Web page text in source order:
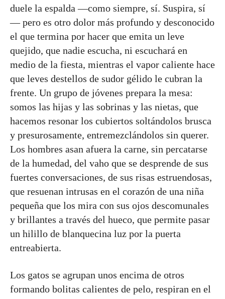
duele la espalda —como siempre, sí. Suspira, sí
— pero es otro dolor más profundo y desconocido
el que termina por hacer que emita un leve
quejido, que nadie escucha, ni escuchará en
medio de la fiesta, mientras el vapor caliente hace
que leves destellos de sudor gélido le cubran la
frente. Un grupo de jóvenes prepara la mesa:
somos las hijas y las sobrinas y las nietas, que
hacemos resonar los cubiertos soltándolos brusca
y presurosamente, entremezclándolos sin querer.
Los hombres asan afuera la carne, sin percatarse
de la humedad, del vaho que se desprende de sus
fuertes conversaciones, de sus risas estruendosas,
que resuenan intrusas en el corazón de una niña
pequeña que los mira con sus ojos descomunales
y brillantes a través del hueco, que permite pasar
un hilillo de blanquecina luz por la puerta
entreabierta.
Los gatos se agrupan unos encima de otros
formando bolitas calientes de pelo, respiran en el